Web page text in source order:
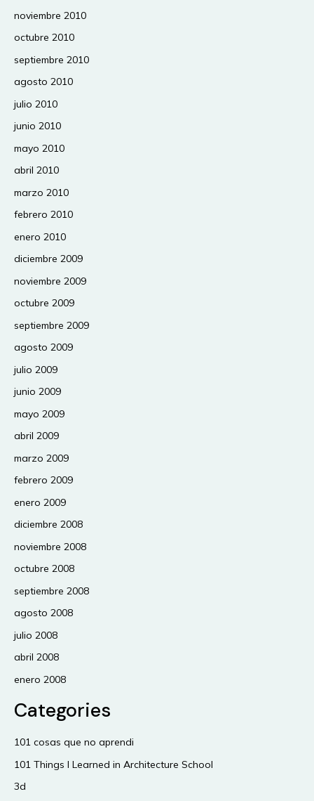
noviembre 2010
octubre 2010
septiembre 2010
agosto 2010
julio 2010
junio 2010
mayo 2010
abril 2010
marzo 2010
febrero 2010
enero 2010
diciembre 2009
noviembre 2009
octubre 2009
septiembre 2009
agosto 2009
julio 2009
junio 2009
mayo 2009
abril 2009
marzo 2009
febrero 2009
enero 2009
diciembre 2008
noviembre 2008
octubre 2008
septiembre 2008
agosto 2008
julio 2008
abril 2008
enero 2008
Categories
101 cosas que no aprendi
101 Things I Learned in Architecture School
3d